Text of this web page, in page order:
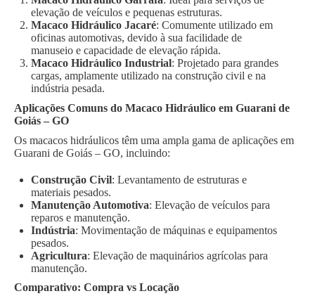
elevação de veículos e pequenas estruturas.
Macaco Hidráulico Jacaré: Comumente utilizado em
oficinas automotivas, devido à sua facilidade de
manuseio e capacidade de elevação rápida.
Macaco Hidráulico Industrial: Projetado para grandes
cargas, amplamente utilizado na construção civil e na
indústria pesada.
Aplicações Comuns do Macaco Hidráulico em Guarani de
Goiás – GO
Os macacos hidráulicos têm uma ampla gama de aplicações em
Guarani de Goiás – GO, incluindo:
Construção Civil: Levantamento de estruturas e
materiais pesados.
Manutenção Automotiva: Elevação de veículos para
reparos e manutenção.
Indústria: Movimentação de máquinas e equipamentos
pesados.
Agricultura: Elevação de maquinários agrícolas para
manutenção.
Comparativo: Compra vs Locação